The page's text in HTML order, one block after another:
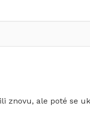
znovu, ale poté se